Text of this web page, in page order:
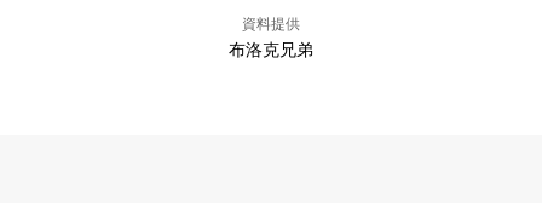
資料提供
布洛克兄弟